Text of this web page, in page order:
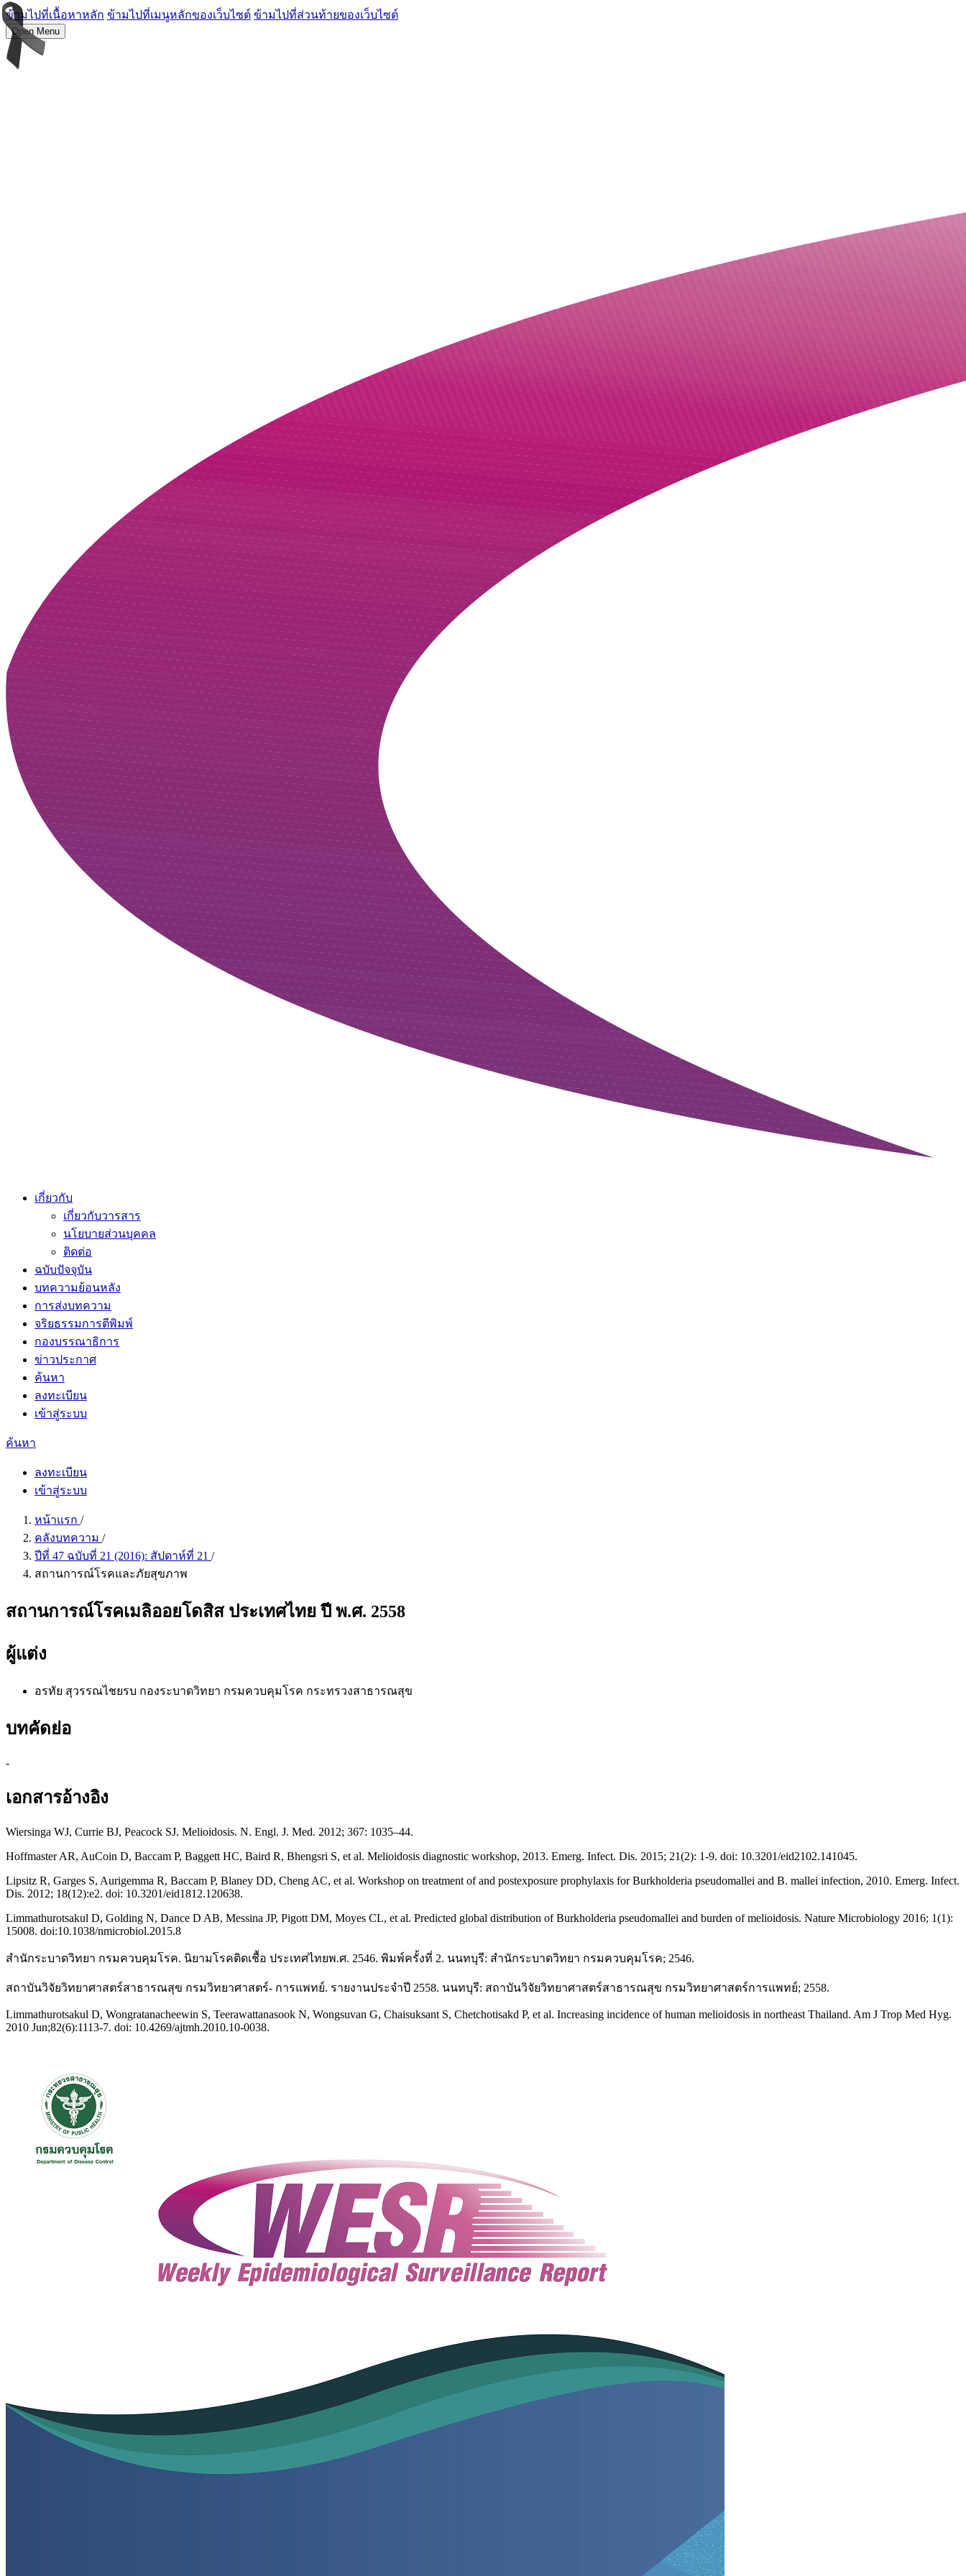
ข้ามไปที่เนื้อหาหลัก ข้ามไปที่เมนูหลักของเว็บไซต์ ข้ามไปที่ส่วนท้ายของเว็บไซต์
Open Menu
เกี่ยวกับ
เกี่ยวกับวารสาร
นโยบายส่วนบุคคล
ติดต่อ
ฉบับปัจจุบัน
บทความย้อนหลัง
การส่งบทความ
จริยธรรมการตีพิมพ์
กองบรรณาธิการ
ข่าวประกาศ
ค้นหา
ลงทะเบียน
เข้าสู่ระบบ
ค้นหา
ลงทะเบียน
เข้าสู่ระบบ
หน้าแรก /
คลังบทความ /
ปีที่ 47 ฉบับที่ 21 (2016): สัปดาห์ที่ 21 /
สถานการณ์โรคและภัยสุขภาพ
สถานการณ์โรคเมลิออยโดสิส ประเทศไทย ปี พ.ศ. 2558
ผู้แต่ง
อรทัย สุวรรณไชยรบ กองระบาดวิทยา กรมควบคุมโรค กระทรวงสาธารณสุข
บทคัดย่อ
-
เอกสารอ้างอิง
Wiersinga WJ, Currie BJ, Peacock SJ. Melioidosis. N. Engl. J. Med. 2012; 367: 1035–44.
Hoffmaster AR, AuCoin D, Baccam P, Baggett HC, Baird R, Bhengsri S, et al. Melioidosis diagnostic workshop, 2013. Emerg. Infect. Dis. 2015; 21(2): 1-9. doi: 10.3201/eid2102.141045.
Lipsitz R, Garges S, Aurigemma R, Baccam P, Blaney DD, Cheng AC, et al. Workshop on treatment of and postexposure prophylaxis for Burkholderia pseudomallei and B. mallei infection, 2010. Emerg. Infect.
Dis. 2012; 18(12):e2. doi: 10.3201/eid1812.120638.
Limmathurotsakul D, Golding N, Dance D AB, Messina JP, Pigott DM, Moyes CL, et al. Predicted global distribution of Burkholderia pseudomallei and burden of melioidosis. Nature Microbiology 2016; 1(1):
15008. doi:10.1038/nmicrobiol.2015.8
สำนักระบาดวิทยา กรมควบคุมโรค. นิยามโรคติดเชื้อ ประเทศไทยพ.ศ. 2546. พิมพ์ครั้งที่ 2. นนทบุรี: สำนักระบาดวิทยา กรมควบคุมโรค; 2546.
สถาบันวิจัยวิทยาศาสตร์สาธารณสุข กรมวิทยาศาสตร์- การแพทย์. รายงานประจำปี 2558. นนทบุรี: สถาบันวิจัยวิทยาศาสตร์สาธารณสุข กรมวิทยาศาสตร์การแพทย์; 2558.
Limmathurotsakul D, Wongratanacheewin S, Teerawattanasook N, Wongsuvan G, Chaisuksant S, Chetchotisakd P, et al. Increasing incidence of human melioidosis in northeast Thailand. Am J Trop Med Hyg.
2010 Jun;82(6):1113-7. doi: 10.4269/ajtmh.2010.10-0038.